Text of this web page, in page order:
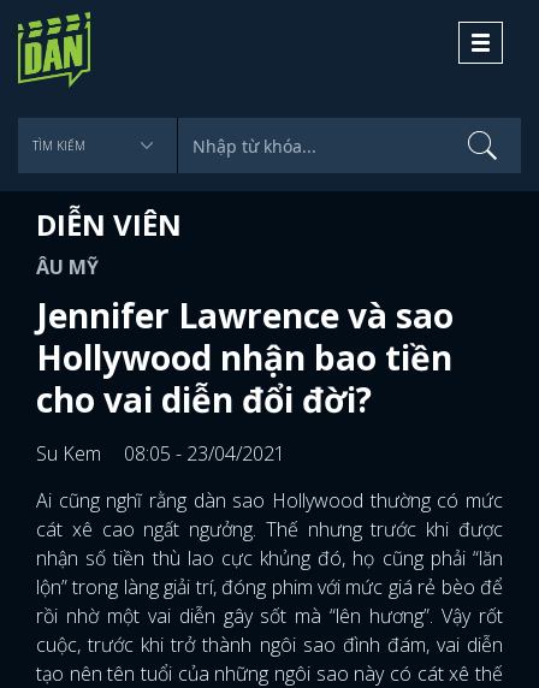
Toggle
DIỄN VIÊN
ÂU MỸ
Jennifer Lawrence và sao
Hollywood nhận bao tiền
cho vai diễn đổi đời?
Su Kem
08:05 - 23/04/2021
Ai cũng nghĩ rằng dàn sao Hollywood thường có mức
cát xê cao ngất ngưởng. Thế nhưng trước khi được
nhận số tiền thù lao cực khủng đó, họ cũng phải “lăn
lộn” trong làng giải trí, đóng phim với mức giá rẻ bèo để
rồi nhờ một vai diễn gây sốt mà “lên hương”. Vậy rốt
cuộc, trước khi trở thành ngôi sao đình đám, vai diễn
tạo nên tên tuổi của những ngôi sao này có cát xê thế